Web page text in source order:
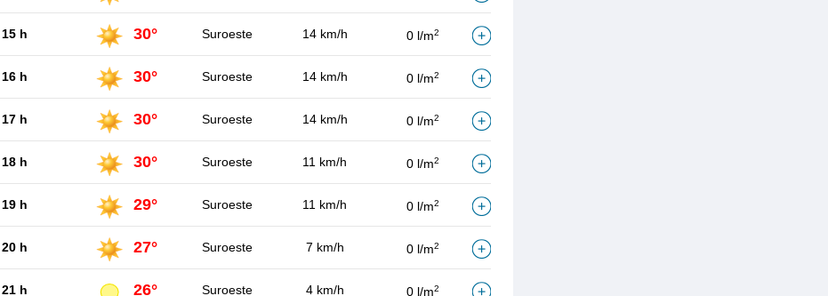
15 h 30° Suroeste 14 km/h 0 l/m2
16 h 30° Suroeste 14 km/h 0 l/m2
17 h 30° Suroeste 14 km/h 0 l/m2
18 h 30° Suroeste 11 km/h 0 l/m2
19 h 29° Suroeste 11 km/h 0 l/m2
20 h 27° Suroeste 7 km/h 0 l/m2
21 h 26° Suroeste 4 km/h 0 l/m2